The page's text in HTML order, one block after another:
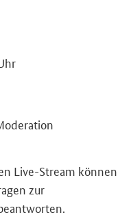
Live-Stream können
zur